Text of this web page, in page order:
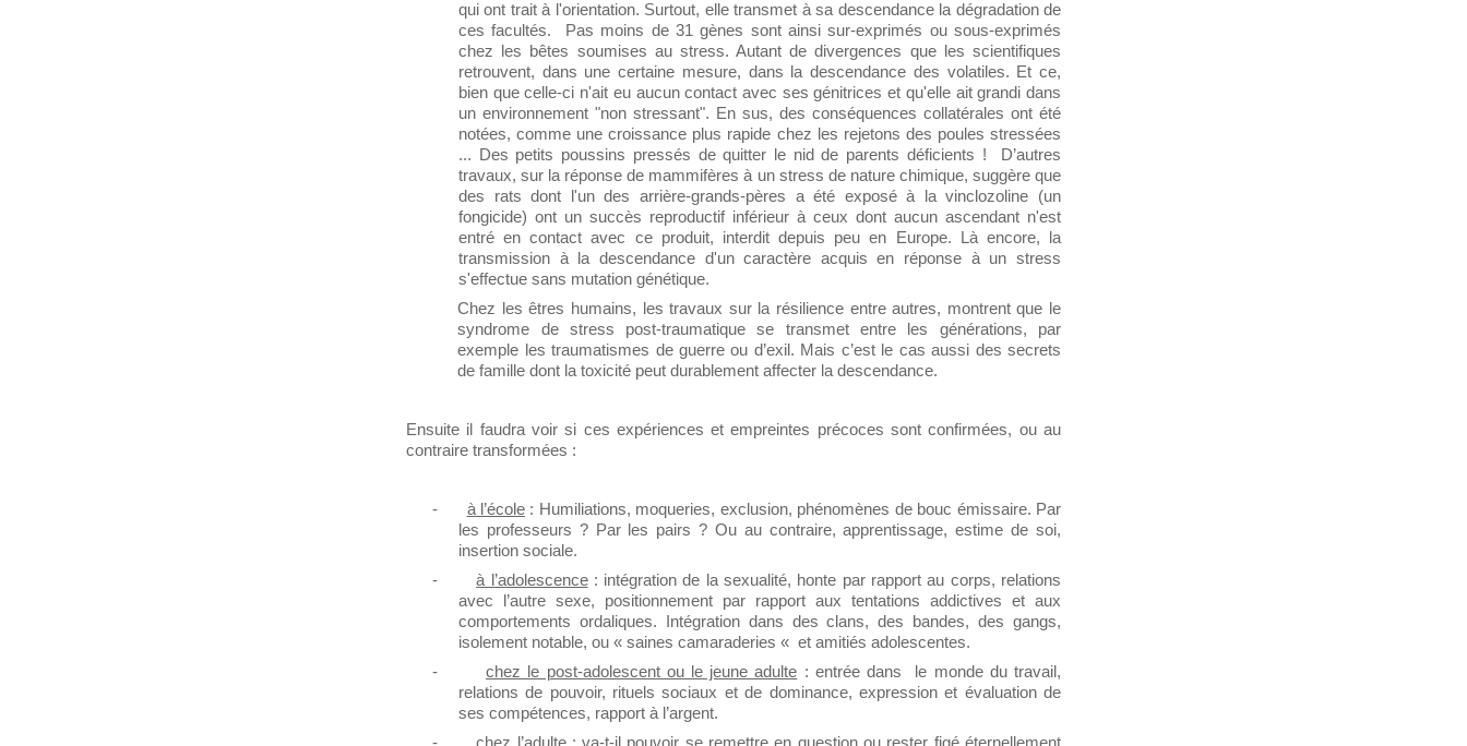
qui ont trait à l'orientation. Surtout, elle transmet à sa descendance la dégradation de
ces facultés.
Pas moins de 31 gènes sont ainsi sur-exprimés ou sous-exprimés
chez les bêtes soumises au stress. Autant de divergences que les scientifiques
retrouvent, dans une certaine mesure, dans la descendance des volatiles. Et ce,
bien que celle-ci n'ait eu aucun contact avec ses génitrices et qu'elle ait grandi dans
un environnement "non stressant". En sus, des conséquences collatérales ont été
notées, comme une croissance plus rapide chez les rejetons des poules stressées
... Des petits poussins pressés de quitter le nid de parents déficients !
D’autres
travaux, sur la réponse de mammifères à un stress de nature chimique, suggère que
des rats dont l'un des arrière-grands-pères a été exposé à la vinclozoline (un
fongicide) ont un succès reproductif inférieur à ceux dont aucun ascendant n'est
entré en contact avec ce produit, interdit depuis peu en Europe. Là encore, la
transmission à la descendance d'un caractère acquis en réponse à un stress
s'effectue sans mutation génétique.
Chez les êtres humains, les travaux sur la résilience entre autres, montrent que le
syndrome de stress post-traumatique se transmet entre les générations, par
exemple les traumatismes de guerre ou d’exil. Mais c’est le cas aussi des secrets
de famille dont la toxicité peut durablement affecter la descendance.
Ensuite il faudra voir si ces expériences et empreintes précoces sont confirmées, ou au
contraire transformées :
- à l’école: Humiliations, moqueries, exclusion, phénomènes de bouc émissaire. Par
les professeurs ? Par les pairs ? Ou au contraire, apprentissage, estime de soi,
insertion sociale.
-
à l’adolescence: intégration de la sexualité, honte par rapport au corps, relations
avec l’autre sexe, positionnement par rapport aux tentations addictives et aux
comportements ordaliques. Intégration dans des clans, des bandes, des gangs,
isolement notable, ou « saines camaraderies « et amitiés adolescentes.
-
chez le post-adolescent ou le jeune adulte : entrée dans
le monde du travail,
relations de pouvoir, rituels sociaux et de dominance, expression et évaluation de
ses compétences, rapport à l’argent.